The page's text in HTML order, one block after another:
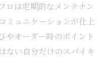
ティーで理容室を比
ロスタイルに与える
ロは定期的なメンテナン
ミュニケーションが仕上
やオーダー時のポイント
ない自分だけのスパイキ